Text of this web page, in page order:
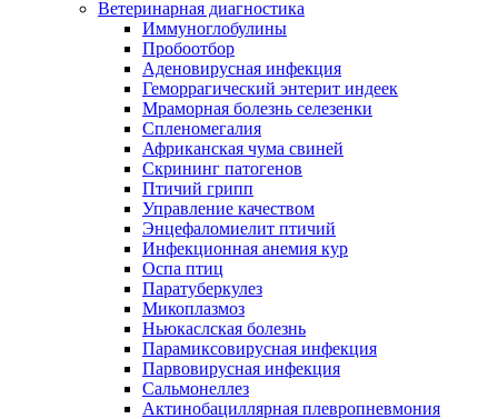
Ветеринарная диагностика
Иммуноглобулины
Пробоотбор
Аденовирусная инфекция
Геморрагический энтерит индеек
Мраморная болезнь селезенки
Спленомегалия
Африканская чума свиней
Скрининг патогенов
Птичий грипп
Управление качеством
Энцефаломиелит птичий
Инфекционная анемия кур
Оспа птиц
Паратуберкулез
Микоплазмоз
Ньюкаслская болезнь
Парамиксовирусная инфекция
Парвовирусная инфекция
Сальмонеллез
Актинобациллярная плевропневмония